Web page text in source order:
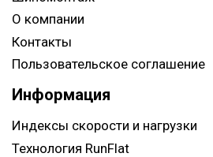
О компании
Контакты
Пользовательское соглашение
Информация
Индексы скорости и нагрузки
Технология RunFlat